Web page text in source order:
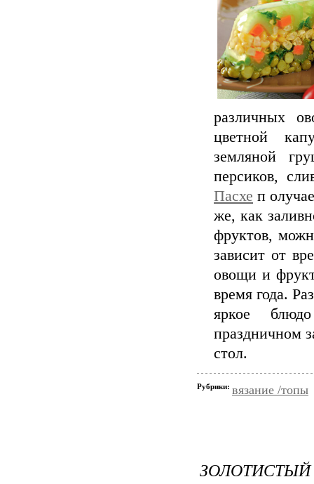
различных
цветной
земляной
персиков,
Пасхе п
же, как
фруктов,
зависит от
овощи и
время года.
яркое
праздничном
стол.
Рубрики: вязание /топы